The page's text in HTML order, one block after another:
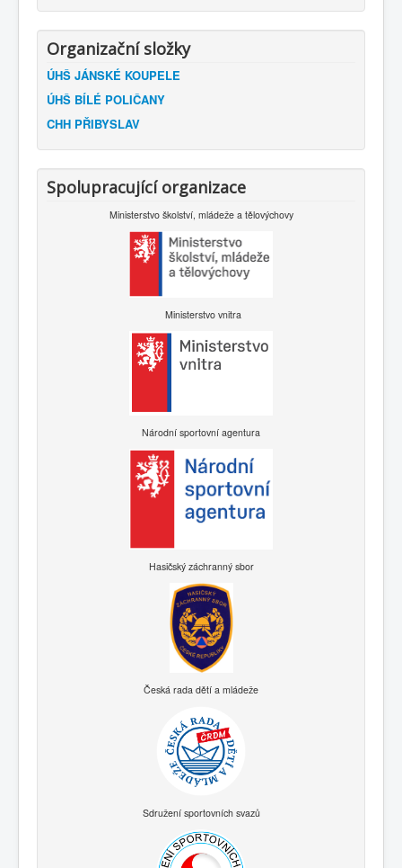
Organizační složky
ÚHŠ JÁNSKÉ KOUPELE
ÚHŠ BÍLÉ POLIČANY
CHH PŘIBYSLAV
Spolupracující organizace
Ministerstvo školství, mládeže a tělovýchovy
Ministerstvo vnitra
Národní sportovní agentura
Hasičský záchranný sbor
Česká rada dětí a mládeže
Sdružení sportovních svazů